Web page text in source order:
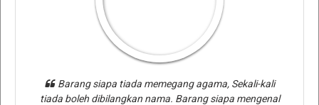
Barang siapa tiada memegang agama, Sekali-kali
tiada boleh dibilangkan nama. Barang siapa mengenal